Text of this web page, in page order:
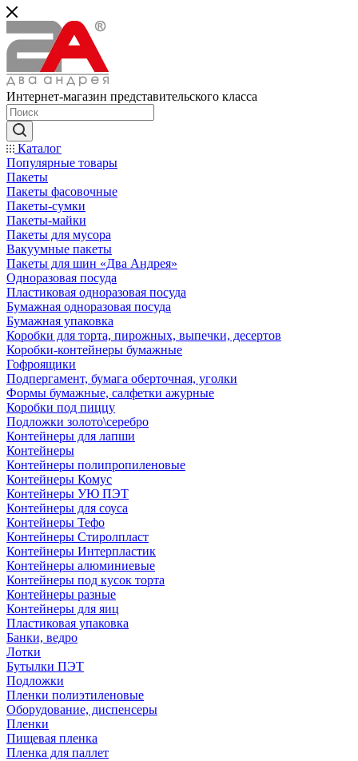
Интернет-магазин представительского класса
Каталог
Популярные товары
Пакеты
Пакеты фасовочные
Пакеты-сумки
Пакеты-майки
Пакеты для мусора
Вакуумные пакеты
Пакеты для шин «Два Андрея»
Одноразовая посуда
Пластиковая одноразовая посуда
Бумажная одноразовая посуда
Бумажная упаковка
Коробки для торта, пирожных, выпечки, десертов
Коробки-контейнеры бумажные
Гофроящики
Подпергамент, бумага оберточная, уголки
Формы бумажные, салфетки ажурные
Коробки под пиццу
Подложки золото\серебро
Контейнеры для лапши
Контейнеры
Контейнеры полипропиленовые
Контейнеры Комус
Контейнеры УЮ ПЭТ
Контейнеры для соуса
Контейнеры Тефо
Контейнеры Стиролпласт
Контейнеры Интерпластик
Контейнеры алюминиевые
Контейнеры под кусок торта
Контейнеры разные
Контейнеры для яиц
Пластиковая упаковка
Банки, ведро
Лотки
Бутылки ПЭТ
Подложки
Пленки полиэтиленовые
Оборудование, диспенсеры
Пленки
Пищевая пленка
Пленка для паллет